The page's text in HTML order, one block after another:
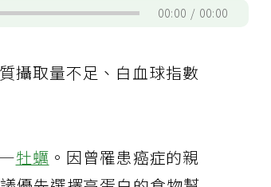
00:00 00:00
攝取量不足、白血球指數
牡蠣 。因曾罹患癌症的親